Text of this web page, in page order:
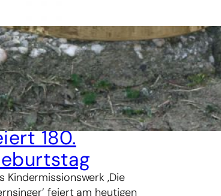
2026
‚Die
180.
Kindermissionswerk ‚Die
feiert am heutigen